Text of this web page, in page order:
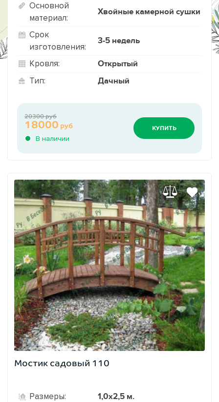
Основной
материал:
Хвойные камерной сушки
Срок
изготовления:
3-5 недель
Кровля: Открытый
Тип: Дачный
В наличии
18000 руб
20300 руб
КУПИТЬ
Мостик садовый 110
Размеры: 1,0х2,5 м.